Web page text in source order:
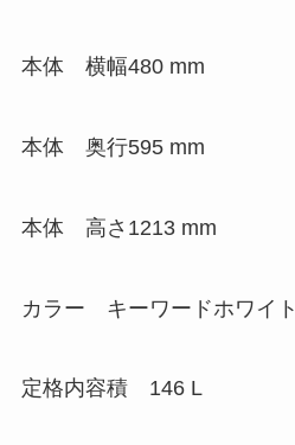
本体 横幅480 mm
本体 奥行595 mm
本体 高さ1213 mm
カラー キーワードホワイト
定格内容積 146 L